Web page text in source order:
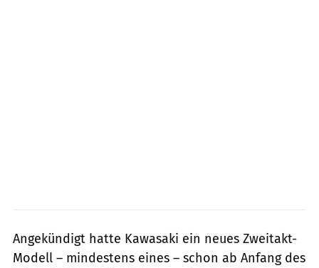
Angekündigt hatte Kawasaki ein neues Zweitakt-
Modell – mindestens eines – schon ab Anfang des